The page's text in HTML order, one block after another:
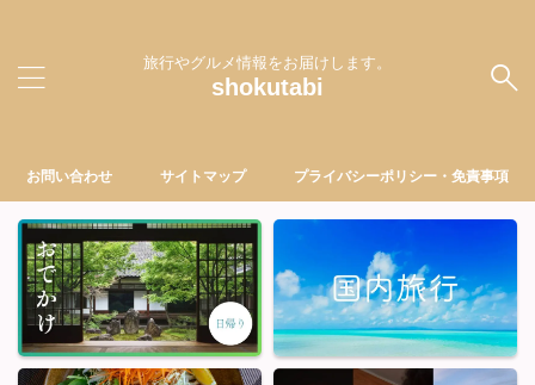
旅行やグルメ情報をお届けします。
shokutabi
お問い合わせ サイトマップ プライバシーポリシー・免責事項